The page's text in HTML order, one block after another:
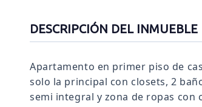
DESCRIPCIÓN DEL INMUEBLE
Apartamento en primer piso de
solo la principal con closets, 2
semi integral y zona de ropas con